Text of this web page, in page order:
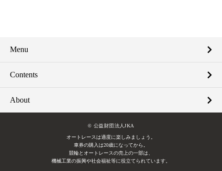
Menu
Contents
About
© 公益財団法人JKA
オートレースは適度に楽しみましょう。
車券の購入は20歳になってから。
競輪とオートレースの売上の一部は、
機械工業の振興や社会福祉等に役立てられています。